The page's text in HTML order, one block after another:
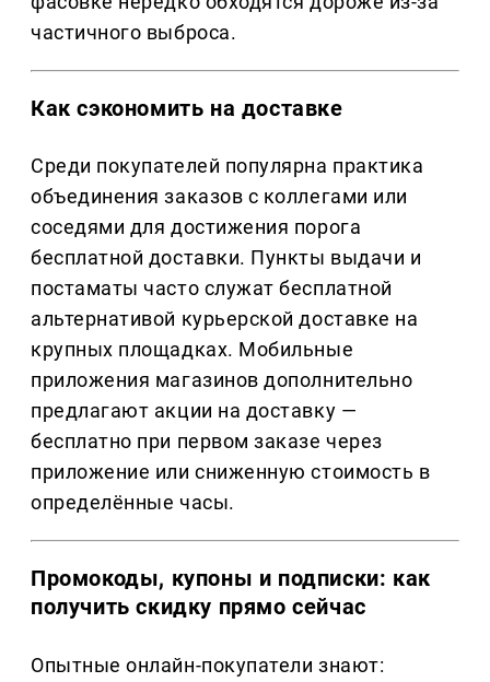
частичного выброса.
Как сэкономить на доставке
Среди покупателей популярна практика
объединения заказов с коллегами или
соседями для достижения порога
бесплатной доставки. Пункты выдачи и
постаматы часто служат бесплатной
альтернативой курьерской доставке на
крупных площадках. Мобильные
приложения магазинов дополнительно
предлагают акции на доставку —
бесплатно при первом заказе через
приложение или сниженную стоимость в
определённые часы.
Промокоды, купоны и подписки: как
получить скидку прямо сейчас
Опытные онлайн-покупатели знают: